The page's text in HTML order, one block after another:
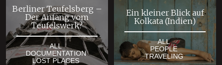
Berliner Teufelsberg –
Der Anfang vom
Teufelswerk?
ALL
DOCUMENTATION
LOST PLACES
Ein kleiner Blick auf
Kolkata (Indien)
ALL
PEOPLE
TRAVELING